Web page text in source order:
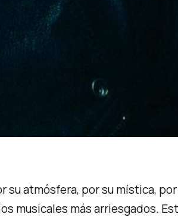
atmósfera, por su mística,
musicales más arriesgados.